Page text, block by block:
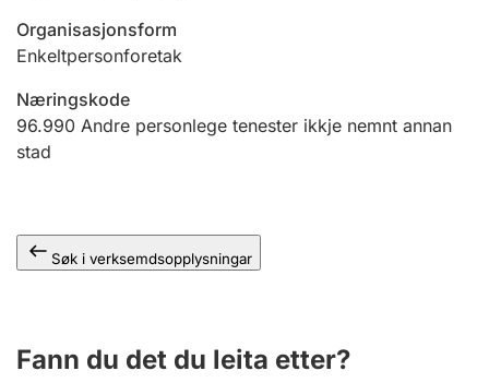
Andre tema
Organisasjonsform
Enkeltpersonforetak
Næringskode
96.990 Andre personlege tenester ikkje nemnt annan
stad
Søk i verksemdsopplysningar
Fann du det du leita etter?